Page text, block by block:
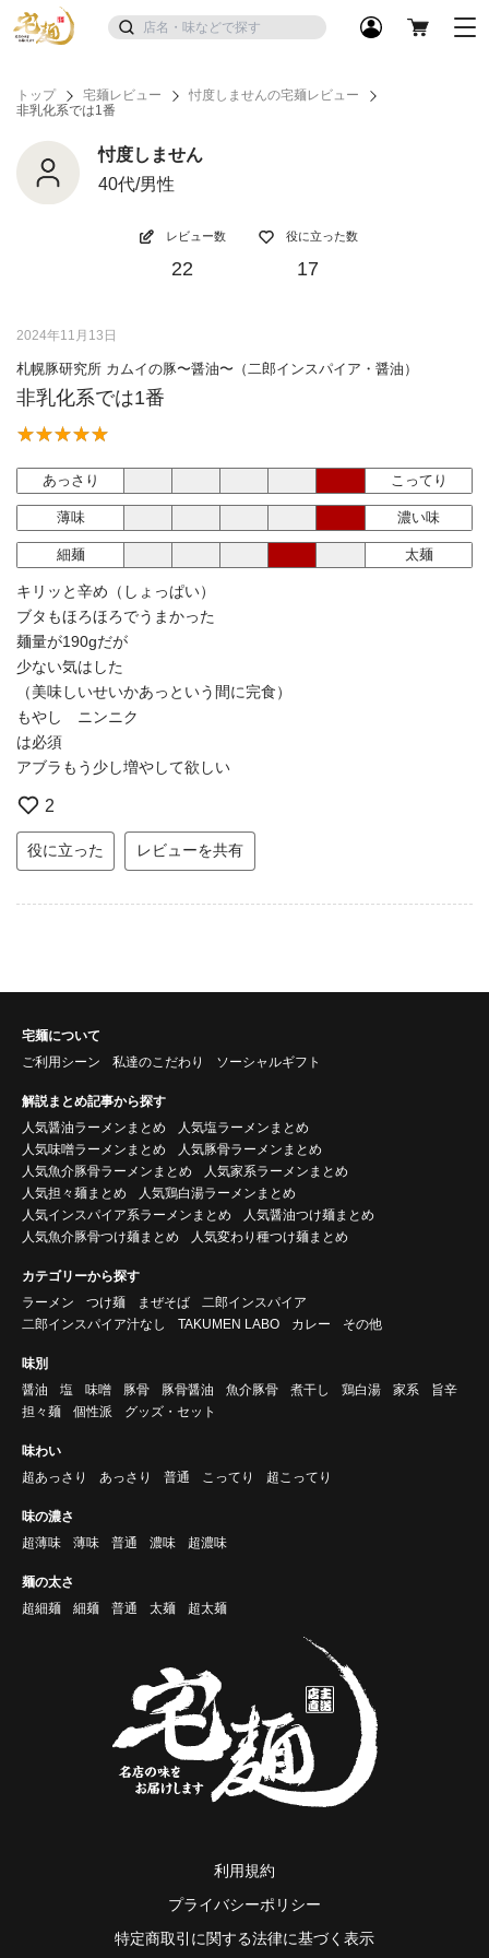
トップ 宅麺レビュー
忖度しませんの宅麺レビュー
非乳化系では1番
忖度しません
40代/男性
レビュー数
22
役に立った数
17
2024年11月13日
札幌豚研究所 カムイの豚〜醤油〜（二郎インスパイア・醤油）
非乳化系では1番
あっさり こってり
薄味 濃い味
細麺 太麺
キリッと辛め（しょっぱい）
ブタもほろほろでうまかった
麺量が190gだが
少ない気はした
（美味しいせいかあっという間に完食）
もやし ニンニク
は必須
アブラもう少し増やして欲しい
2
役に立った レビューを共有
宅麺について
ご利用シーン
私達のこだわり ソーシャルギフト
解説まとめ記事から探す
人気醤油ラーメンまとめ
人気塩ラーメンまとめ
人気味噌ラーメンまとめ
人気豚骨ラーメンまとめ
人気魚介豚骨ラーメンまとめ
人気家系ラーメンまとめ
人気担々麺まとめ
人気鶏白湯ラーメンまとめ
人気インスパイア系ラーメンまとめ
人気醤油つけ麺まとめ
人気魚介豚骨つけ麺まとめ
人気変わり種つけ麺まとめ
カテゴリーから探す
ラーメン
つけ麺 まぜそば
二郎インスパイア
二郎インスパイア汁なし
TAKUMEN LABO カレー その他
味別
醤油
塩 味噌 豚骨 豚骨醤油 魚介豚骨 煮干し 鶏白湯 家系
旨辛
担々麺
個性派 グッズ・セット
味わい
超あっさり
あっさり 普通 こってり 超こってり
味の濃さ
超薄味
薄味 普通 濃味 超濃味
麺の太さ
超細麺
細麺 普通 太麺 超太麺
利用規約
プライバシーポリシー
特定商取引に関する法律に基づく表示